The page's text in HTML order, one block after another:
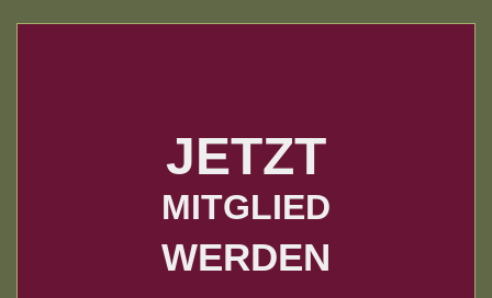
JETZT
MITGLIED
WERDEN